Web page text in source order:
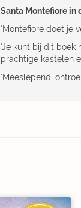
Santa Montefiore in
‘Montefiore doet je
‘Je kunt bij dit
prachtige kastelen
‘Meeslepend,